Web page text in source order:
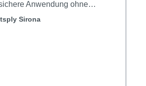
Anwendung ohne
mit dem Harz. Die Primeprint
3D-Druck,
und der Primeprint PPU
Unit). Primeprint arbeitet mit
Sirona